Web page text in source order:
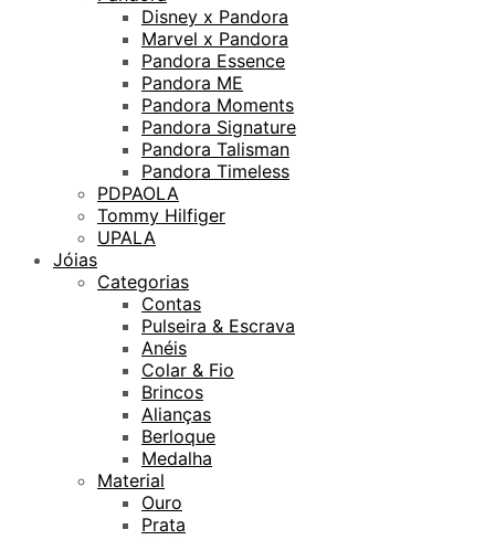
Disney x Pandora
Marvel x Pandora
Pandora Essence
Pandora ME
Pandora Moments
Pandora Signature
Pandora Talisman
Pandora Timeless
PDPAOLA
Tommy Hilfiger
UPALA
Jóias
Categorias
Contas
Pulseira & Escrava
Anéis
Colar & Fio
Brincos
Alianças
Berloque
Medalha
Material
Ouro
Prata